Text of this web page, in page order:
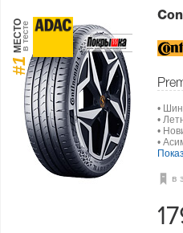
#1
МЕСТОв тесте
•
•
•
•
в